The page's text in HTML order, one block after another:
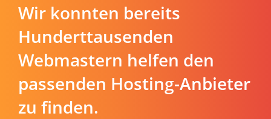
Wir konnten bereits
Hunderttausenden
Webmastern helfen den
passenden Hosting-Anbieter
zu finden.